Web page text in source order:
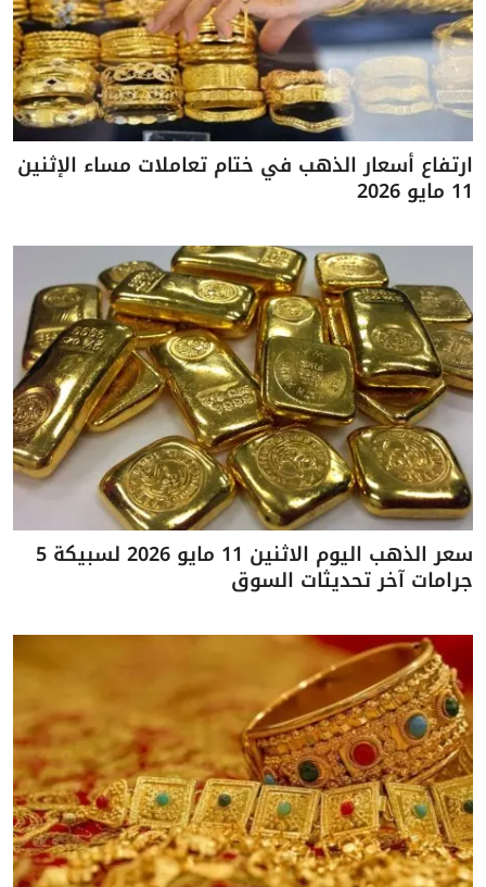
ارتفاع أسعار الذهب في ختام تعاملات مساء الإثنين
11 مايو 2026
سعر الذهب اليوم الاثنين 11 مايو 2026 لسبيكة 5
جرامات آخر تحديثات السوق